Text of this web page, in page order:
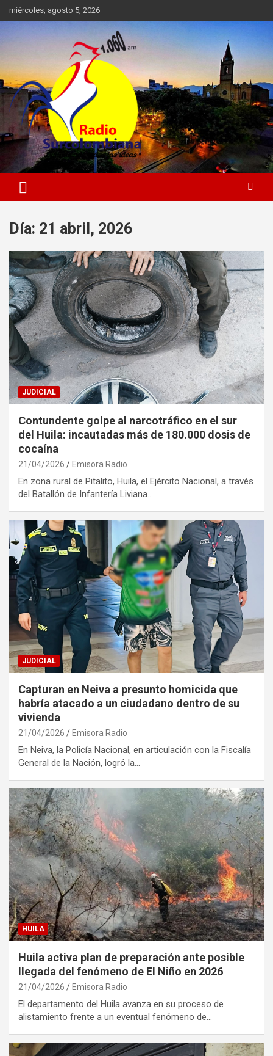
to
miércoles, agosto 5, 2026
Emisora Radio Surcolombiana
Radio Surcolombiana 1060 AM Neiva Huila Colombia
Día: 21 abril, 2026
JUDICIAL
Contundente golpe al narcotráfico en el sur
del Huila: incautadas más de 180.000 dosis de
cocaína
21/04/2026 Emisora Radio
En zona rural de Pitalito, Huila, el Ejército Nacional, a través
del Batallón de Infantería Liviana…
JUDICIAL
Capturan en Neiva a presunto homicida que
habría atacado a un ciudadano dentro de su
vivienda
21/04/2026 Emisora Radio
En Neiva, la Policía Nacional, en articulación con la Fiscalía
General de la Nación, logró la…
HUILA
Huila activa plan de preparación ante posible
llegada del fenómeno de El Niño en 2026
21/04/2026 Emisora Radio
El departamento del Huila avanza en su proceso de
alistamiento frente a un eventual fenómeno de…